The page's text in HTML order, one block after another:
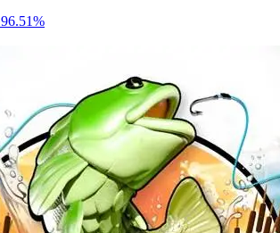
96.51%